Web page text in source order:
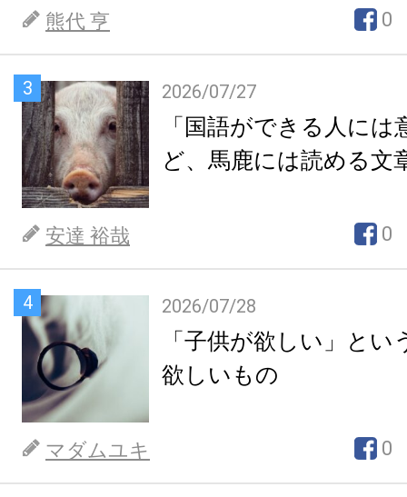
熊代 亨 0
3 2026/07/27
「国語ができる人には
ど、馬鹿には読める文
安達 裕哉 0
4 2026/07/28
「子供が欲しい」とい
欲しいもの
マダムユキ 0